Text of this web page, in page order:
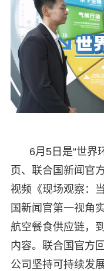
6月5日是“世界
页、联合国新闻官
视频《现场观察：
国新闻官第一视角
航空餐食供应链，
内容。联合国官方
公司坚持可持续发